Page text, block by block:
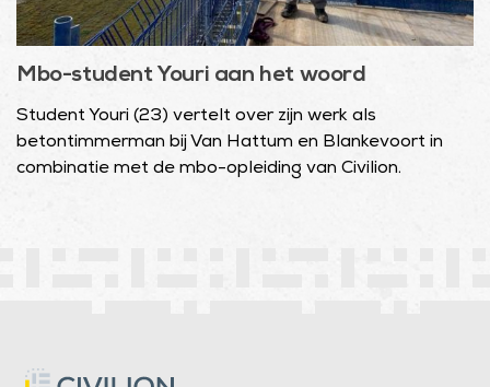
Mbo-student Youri aan het woord
Student Youri (23) vertelt over zijn werk als
betontimmerman bij Van Hattum en Blankevoort in
combinatie met de mbo-opleiding van Civilion.